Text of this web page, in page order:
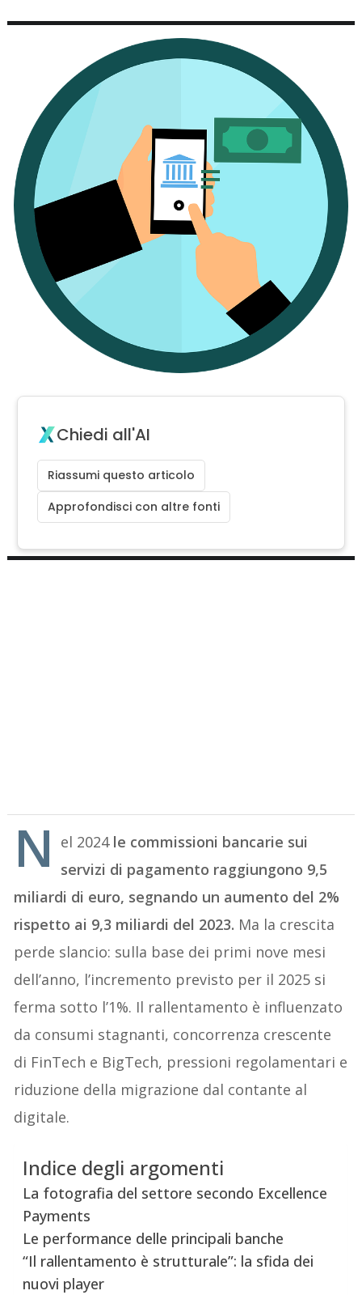
Chiedi all'AI
Riassumi questo articolo
Approfondisci con altre fonti
N el 2024 le commissioni bancarie sui
servizi di pagamento raggiungono 9,5
miliardi di euro, segnando un aumento del 2%
rispetto ai 9,3 miliardi del 2023. Ma la crescita
perde slancio: sulla base dei primi nove mesi
dell’anno, l’incremento previsto per il 2025 si
ferma sotto l’1%. Il rallentamento è influenzato
da consumi stagnanti, concorrenza crescente
di FinTech e BigTech, pressioni regolamentari e
riduzione della migrazione dal contante al
digitale.
Indice degli argomenti
La fotografia del settore secondo Excellence
Payments
Le performance delle principali banche
“Il rallentamento è strutturale”: la sfida dei
nuovi player